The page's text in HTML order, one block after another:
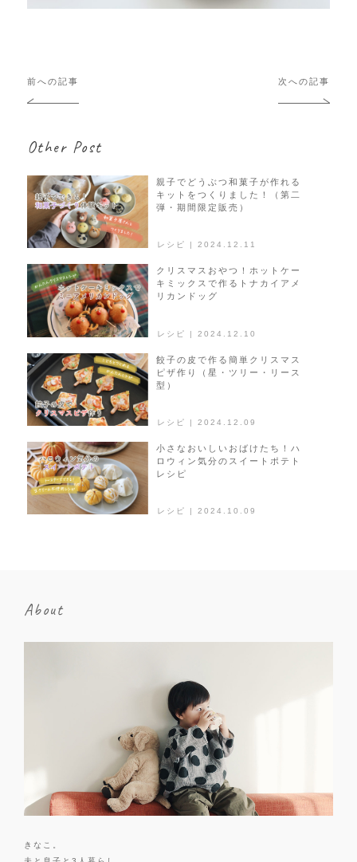
投
稿
ゲ
シ
ョ
ン
前への記事 次への記事
Other Post
レシピ | 2024.12.11
親子でどうぶつ和菓子が作れる
キットをつくりました！（第二
弾・期間限定販売）
レシピ | 2024.12.10
クリスマスおやつ！ホットケー
キミックスで作るトナカイアメ
リカンドッグ
レシピ | 2024.12.09
餃子の皮で作る簡単クリスマス
ピザ作り（星・ツリー・リース
型）
レシピ | 2024.10.09
小さなおいしいおばけたち！ハ
ロウィン気分のスイートポテト
レシピ
About
きなこ。